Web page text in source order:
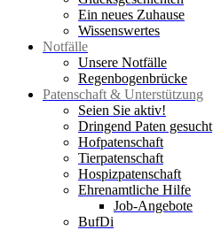
Ein neues Zuhause
Wissenswertes
Notfälle
Unsere Notfälle
Regenbogenbrücke
Patenschaft & Unterstützung
Seien Sie aktiv!
Dringend Paten gesucht
Hofpatenschaft
Tierpatenschaft
Hospizpatenschaft
Ehrenamtliche Hilfe
Job-Angebote
BufDi